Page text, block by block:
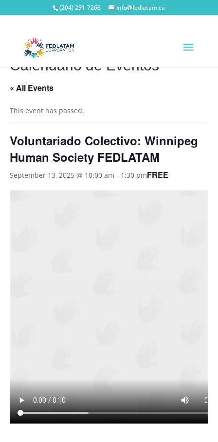
(204) 291-7266 info@fedlatam.ca
Calendario de Eventos
« All Events
This event has passed.
Voluntariado Colectivo: Winnipeg
Human Society FEDLATAM
September 13, 2025 @ 10:00 am - 1:30 pmFREE